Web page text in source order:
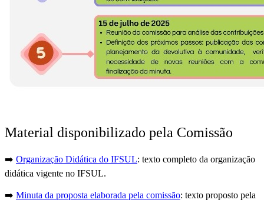
Material disponibilizado pela Comissão
➡️ Organização Didática do IFSUL: texto completo da organização
didática vigente no IFSUL.
➡️ Minuta da proposta elaborada pela comissão: texto proposto pela